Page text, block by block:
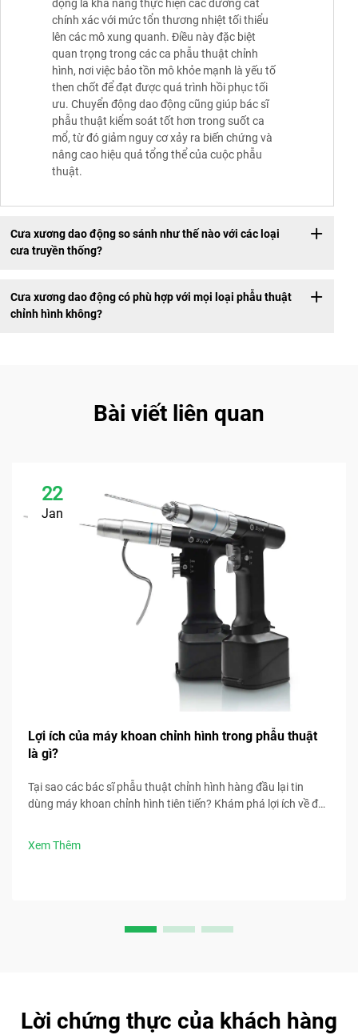
động là khả năng thực hiện các đường cắt
chính xác với mức tổn thương nhiệt tối thiểu
lên các mô xung quanh. Điều này đặc biệt
quan trọng trong các ca phẫu thuật chỉnh
hình, nơi việc bảo tồn mô khỏe mạnh là yếu tố
then chốt để đạt được quá trình hồi phục tối
ưu. Chuyển động dao động cũng giúp bác sĩ
phẫu thuật kiểm soát tốt hơn trong suốt ca
mổ, từ đó giảm nguy cơ xảy ra biến chứng và
nâng cao hiệu quả tổng thể của cuộc phẫu
thuật.
Cưa xương dao động so sánh như thế nào với các loại
cưa truyền thống?
Cưa xương dao động có phù hợp với mọi loại phẫu thuật
chỉnh hình không?
Bài viết liên quan
22
Jan
Lợi ích của máy khoan chỉnh hình trong phẫu thuật
là gì?
Tại sao các bác sĩ phẫu thuật chỉnh hình hàng đầu lại tin
dùng máy khoan chỉnh hình tiên tiến? Khám phá lợi ích về độ
Xem Thêm
Lời chứng thực của khách hàng